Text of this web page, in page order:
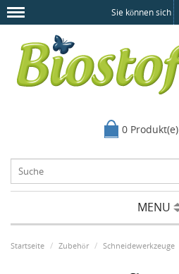
Sie können sich
0
MENU
Startseite Zubehör Schneidewerkzeuge